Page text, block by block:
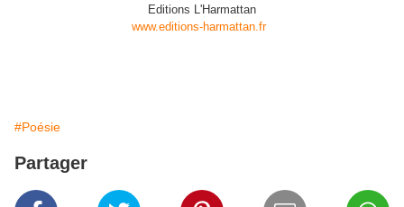
Editions L'Harmattan
www.editions-harmattan.fr
#Poésie
Partager